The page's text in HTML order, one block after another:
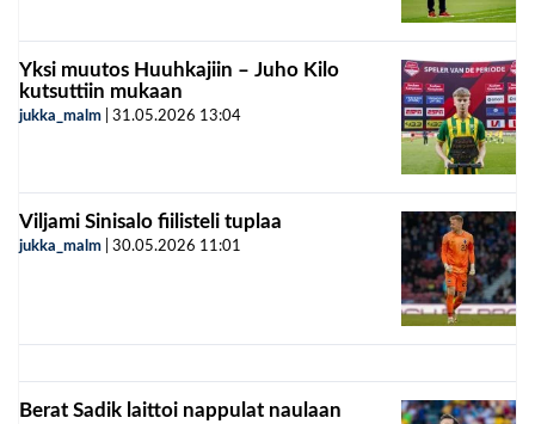
Yksi muutos Huuhkajiin – Juho Kilo
kutsuttiin mukaan
jukka_malm 31.05.2026 13:04
Viljami Sinisalo fiilisteli tuplaa
jukka_malm 30.05.2026 11:01
Berat Sadik laittoi nappulat naulaan